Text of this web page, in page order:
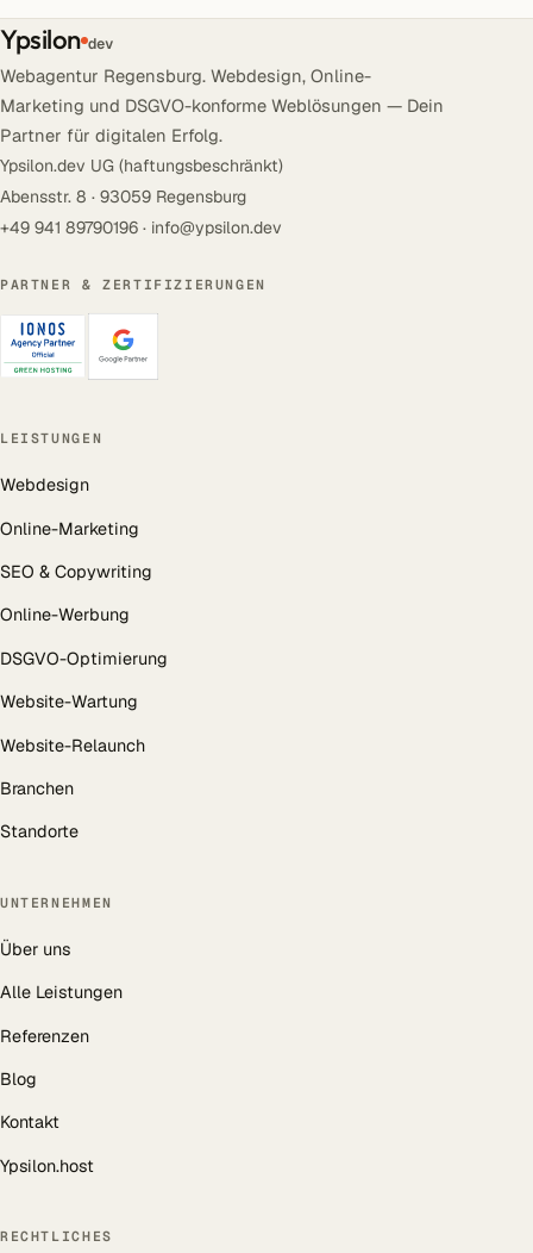
Ypsilon dev
Webagentur Regensburg. Webdesign, Online-
Marketing und DSGVO-konforme Weblösungen — Dein
Partner für digitalen Erfolg.
Ypsilon.dev UG (haftungsbeschränkt)
Abensstr. 8 · 93059 Regensburg
+49 941 89790196 · info@ypsilon.dev
PARTNER & ZERTIFIZIERUNGEN
LEISTUNGEN
Webdesign
Online-Marketing
SEO & Copywriting
Online-Werbung
DSGVO-Optimierung
Website-Wartung
Website-Relaunch
Branchen
Standorte
UNTERNEHMEN
Über uns
Alle Leistungen
Referenzen
Blog
Kontakt
Ypsilon.host
RECHTLICHES